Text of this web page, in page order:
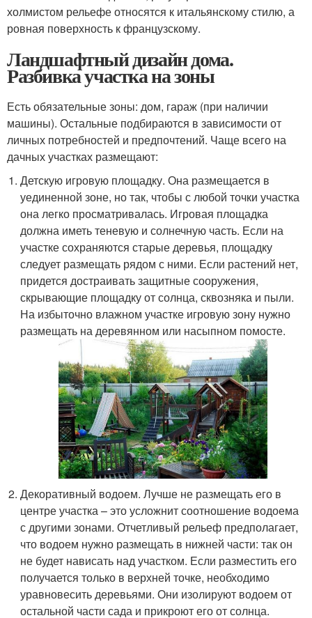
холмистом рельефе относятся к итальянскому стилю, а
ровная поверхность к французскому.
Ландшафтный дизайн дома.
Разбивка участка на зоны
Есть обязательные зоны: дом, гараж (при наличии
машины). Остальные подбираются в зависимости от
личных потребностей и предпочтений. Чаще всего на
дачных участках размещают:
Детскую игровую площадку. Она размещается в
уединенной зоне, но так, чтобы с любой точки участка
она легко просматривалась. Игровая площадка
должна иметь теневую и солнечную часть. Если на
участке сохраняются старые деревья, площадку
следует размещать рядом с ними. Если растений нет,
придется достраивать защитные сооружения,
скрывающие площадку от солнца, сквозняка и пыли.
На избыточно влажном участке игровую зону нужно
размещать на деревянном или насыпном помосте.
Декоративный водоем. Лучше не размещать его в
центре участка – это усложнит соотношение водоема
с другими зонами. Отчетливый рельеф предполагает,
что водоем нужно размещать в нижней части: так он
не будет нависать над участком. Если разместить его
получается только в верхней точке, необходимо
уравновесить деревьями. Они изолируют водоем от
остальной части сада и прикроют его от солнца.